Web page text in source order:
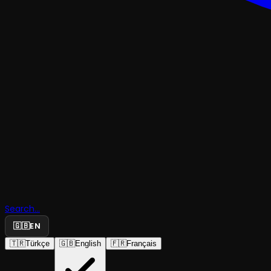
Search...
🇬🇧EN
🇹🇷Türkçe 🇬🇧English 🇫🇷Français
Dizileri